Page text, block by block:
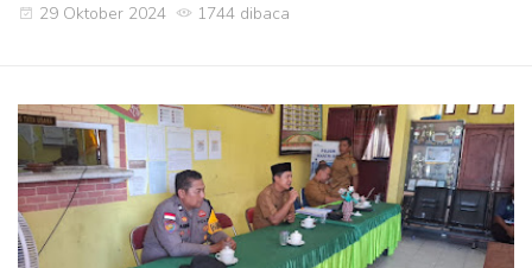
29 Oktober 2024 1744 dibaca